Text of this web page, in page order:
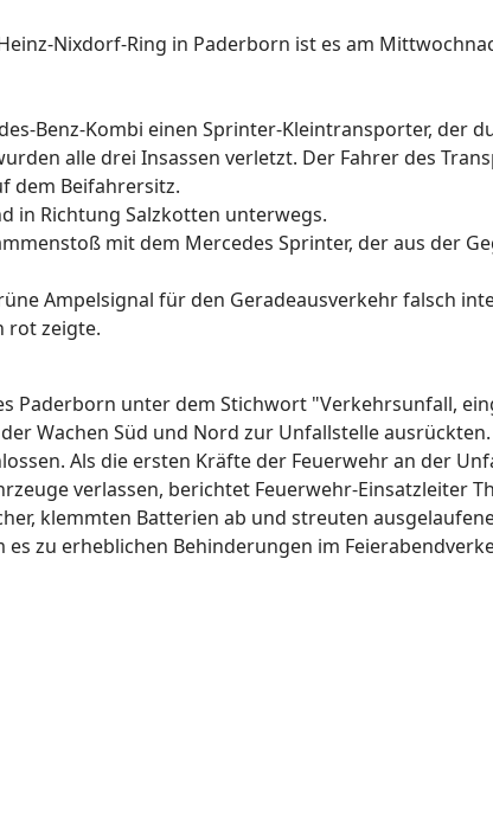
Nixdorf-Ring in Paderborn ist es am
Benz-Kombi einen Sprinter-Kleintransporter, der
alle drei Insassen verletzt. Der Fahrer des
dem Beifahrersitz.
in Richtung Salzkotten unterwegs.
mit dem Mercedes Sprinter, der aus der
Ampelsignal für den Geradeausverkehr falsch
rot zeigte.
Paderborn unter dem Stichwort "Verkehrsunfall,
Wachen Süd und Nord zur Unfallstelle
Als die ersten Kräfte der Feuerwehr an der
verlassen, berichtet Feuerwehr-Einsatzleiter
klemmten Batterien ab und streuten
zu erheblichen Behinderungen im